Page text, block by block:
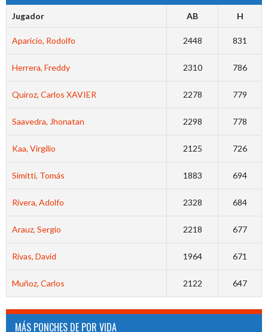
Jugador AB H
Aparicio, Rodolfo 2448 831
Herrera, Freddy 2310 786
Quiroz, Carlos XAVIER 2278 779
Saavedra, Jhonatan 2298 778
Kaa, Virgilio 2125 726
Simitti, Tomás 1883 694
Rivera, Adolfo 2328 684
Arauz, Sergio 2218 677
Rivas, David 1964 671
Muñoz, Carlos 2122 647
MÁS PONCHES DE POR VIDA